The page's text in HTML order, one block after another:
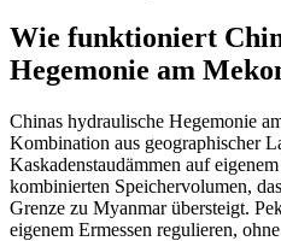
Wie funktioniert
Hegemonie am
Chinas hydraulische Hegemonie
Kombination aus geographischer
Kaskadenstaudämmen auf
kombinierten Speichervolumen,
Grenze zu Myanmar übersteigt.
eigenem Ermessen regulieren,